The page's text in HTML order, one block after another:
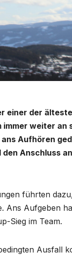
einer der
immer weiter
Aufhören
den Anschluss
führten
Ans Aufgeben
Sieg im Team.
Ausfall